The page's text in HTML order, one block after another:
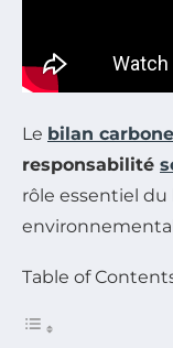
Le bilan carbone
responsabilité
rôle essentiel
Table of